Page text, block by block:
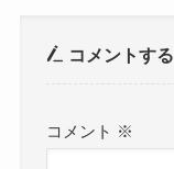
コメントする
コメント ※